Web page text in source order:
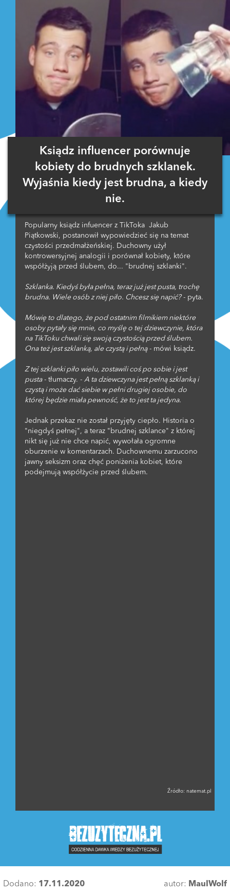
Ksiądz influencer porównuje
kobiety do brudnych szklanek.
Wyjaśnia kiedy jest brudna, a kiedy
nie.
Popularny ksiądz infuencer z TikToka Jakub
Piątkowski, postanowił wypowiedzieć się na temat
czystości przedmałżeńskiej. Duchowny użył
kontrowersyjnej analogii i porównał kobiety, które
współżyją przed ślubem, do... "brudnej szklanki".
Szklanka. Kiedyś była pełna, teraz już jest pusta, trochę
brudna. Wiele osób z niej piło. Chcesz się napić?- pyta.
Mówię to dlatego, że pod ostatnim filmikiem niektóre
osoby pytały się mnie, co myślę o tej dziewczynie, która
na TikToku chwali się swoją czystością przed ślubem.
Ona też jest szklanką, ale czystą i pełną- mówi ksiądz.
Z tej szklanki piło wielu, zostawili coś po sobie i jest
pusta- tłumaczy. - A ta dziewczyna jest pełną szklanką i
czystą i może dać siebie w pełni drugiej osobie, do
której będzie miała pewność, że to jest ta jedyna.
Jednak przekaz nie został przyjęty ciepło. Historia o
"niegdyś pełnej", a teraz "brudnej szklance" z której
nikt się już nie chce napić, wywołała ogromne
oburzenie w komentarzach. Duchownemu zarzucono
jawny seksizm oraz chęć poniżenia kobiet, które
podejmują współżycie przed ślubem.
Źródło: natemat.pl
Dodano: 17.11.2020 autor: MaulWolf